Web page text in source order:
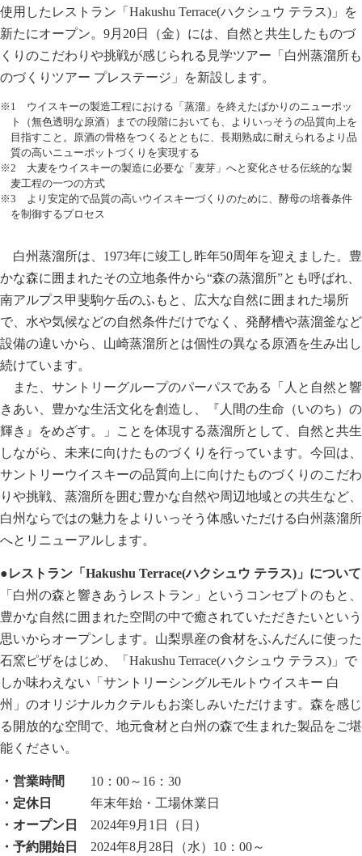
使用したレストラン「Hakushu Terrace(ハクシュウ テラス)」を
新たにオープン。9月20日（金）には、自然と共生したものづ
くりのこだわりや挑戦が感じられる見学ツアー「白州蒸溜所も
のづくりツアー プレステージ」を新設します。
※1 ウイスキーの製造工程における「蒸溜」を終えたばかりのニューポッ
ト（無色透明な原酒）までの段階においても、よりいっそうの品質向上を
目指すこと。原酒の骨格をつくるとともに、長期熟成に耐えられるより品
質の高いニューポットづくりを実現する
※2 大麦をウイスキーの製造に必要な「麦芽」へと変化させる伝統的な製
麦工程の一つの方式
※3 より安定的で品質の高いウイスキーづくりのために、酵母の培養条件
を制御するプロセス
白州蒸溜所は、1973年に竣工し昨年50周年を迎えました。豊
かな森に囲まれたその立地条件から“森の蒸溜所”とも呼ばれ、
南アルプス甲斐駒ケ岳のふもと、広大な自然に囲まれた場所
で、水や気候などの自然条件だけでなく、発酵槽や蒸溜釜など
設備の違いから、山崎蒸溜所とは個性の異なる原酒を生み出し
続けています。
また、サントリーグループのパーパスである「人と自然と響
きあい、豊かな生活文化を創造し、『人間の生命（いのち）の
輝き』をめざす。」ことを体現する蒸溜所として、自然と共生
しながら、未来に向けたものづくりを行っています。今回は、
サントリーウイスキーの品質向上に向けたものづくりのこだわ
りや挑戦、蒸溜所を囲む豊かな自然や周辺地域との共生など、
白州ならではの魅力をよりいっそう体感いただける白州蒸溜所
へとリニューアルします。
●レストラン「Hakushu Terrace(ハクシュウ テラス)」について
「白州の森と響きあうレストラン」というコンセプトのもと、
豊かな自然に囲まれた空間の中で癒されていただきたいという
思いからオープンします。山梨県産の食材をふんだんに使った
石窯ピザをはじめ、「Hakushu Terrace(ハクシュウ テラス)」で
しか味わえない「サントリーシングルモルトウイスキー 白
州」のオリジナルカクテルもお楽しみいただけます。森を感じ
る開放的な空間で、地元食材と白州の森で生まれた製品をご堪
能ください。
・営業時間
10：00～16：30
・定休日
年末年始・工場休業日
・オープン日
2024年9月1日（日）
・予約開始日
2024年8月28日（水）10：00～